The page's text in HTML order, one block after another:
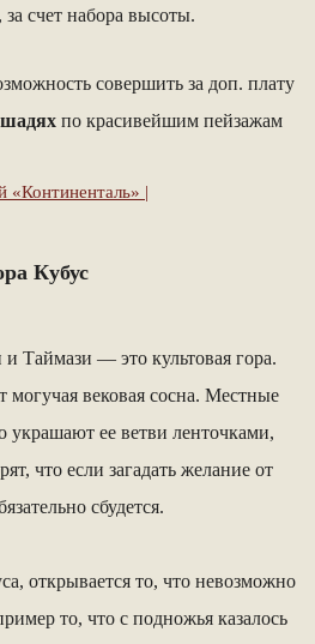
за счет набора высоты.
совершить за доп. плату
по красивейшим пейзажам
Кубус
Таймази — это культовая гора.
могучая вековая сосна. Местные
украшают ее ветви ленточками,
что если загадать желание от
сбудется.
открывается то, что невозможно
то, что с подножья казалось